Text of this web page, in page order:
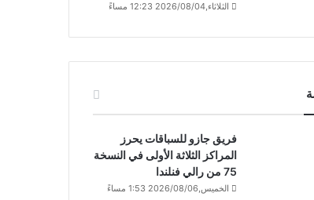
الثلاثاء,2026/08/04 12:23 مساءً
فريق جازو للسباقات يحرز
المراكز الثلاثة الأولى في النسخة
75 من رالي فنلندا
الخميس,2026/08/06 1:53 مساءً